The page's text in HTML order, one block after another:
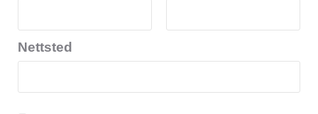
Nettsted